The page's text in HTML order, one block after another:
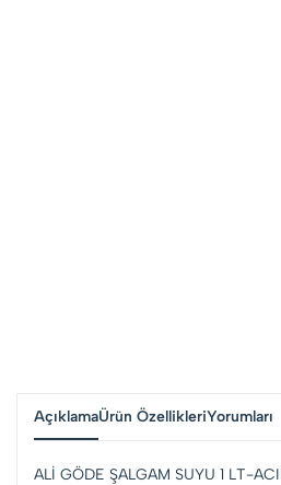
AçıklamaÜrün ÖzellikleriYorumları
ALİ GÖDE ŞALGAM SUYU 1 LT-